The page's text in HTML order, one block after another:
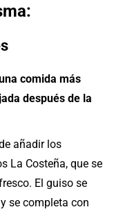
comida más
después de la
añadir los
La Costeña, que se
El guiso se
se completa con